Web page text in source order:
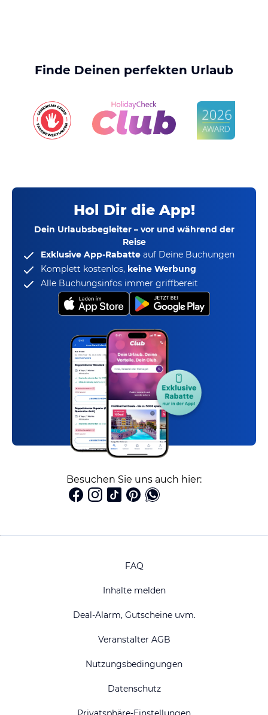
Finde Deinen perfekten Urlaub
Hol Dir die App!
Dein Urlaubsbegleiter – vor und während der
Reise
Exklusive App-Rabatte auf Deine Buchungen
Komplett kostenlos, keine Werbung
Alle Buchungsinfos immer griffbereit
Besuchen Sie uns auch hier:
FAQ
Inhalte melden
Deal-Alarm, Gutscheine uvm.
Veranstalter AGB
Nutzungsbedingungen
Datenschutz